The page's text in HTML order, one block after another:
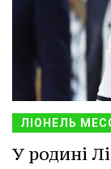
ЛІОНЕЛЬ
У родині